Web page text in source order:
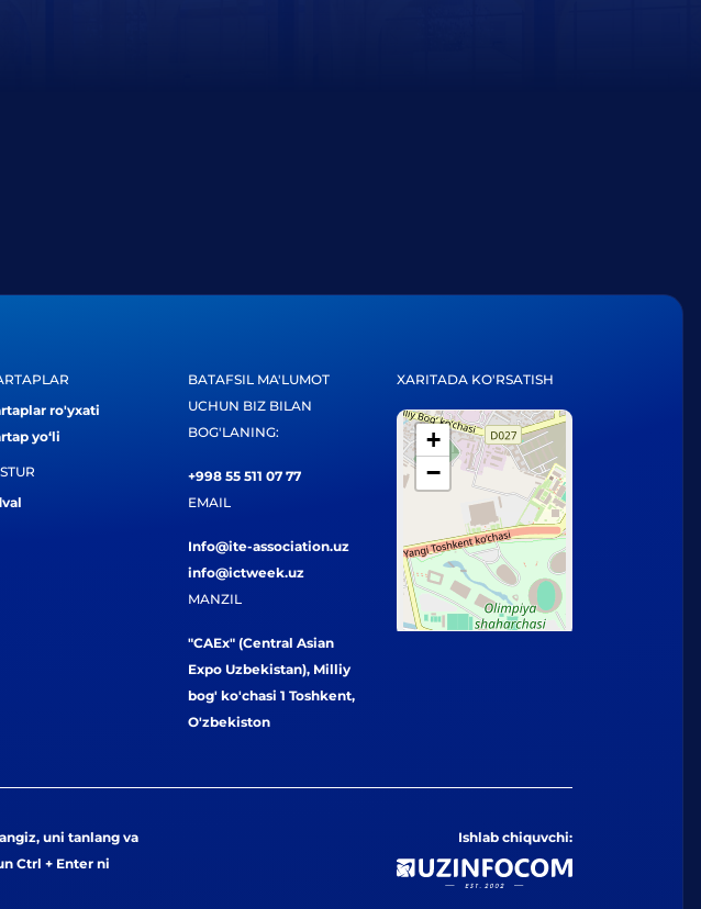
ro'yxati
yo‘li
BATAFSIL MA'LUMOT
UCHUN BIZ BILAN
BOG'LANING:
+998 55 511 07 77
EMAIL
Info@ite-association.uz
info@ictweek.uz
MANZIL
"CAEx" (Central Asian
Expo Uzbekistan), Milliy
bog' ko'chasi 1 Toshkent,
O'zbekiston
XARITADA KO'RSATISH
+
−
uni tanlang va
Ctrl + Enter ni
Ishlab chiquvchi: